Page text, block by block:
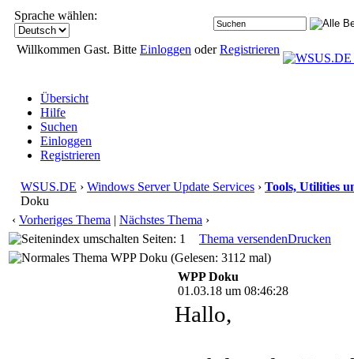
Sprache wählen:
Willkommen Gast. Bitte Einloggen oderRegistrieren
Übersicht
Hilfe
Suchen
Einloggen
Registrieren
WSUS.DE › Windows Server Update Services › Tools, Utilities
Doku
‹ Vorheriges Thema | Nächstes Thema ›
Seiten: 1
Thema versendenDrucken
WPP Doku (Gelesen: 3112 mal)
WPP Doku
01.03.18 um 08:46:28
Hallo,